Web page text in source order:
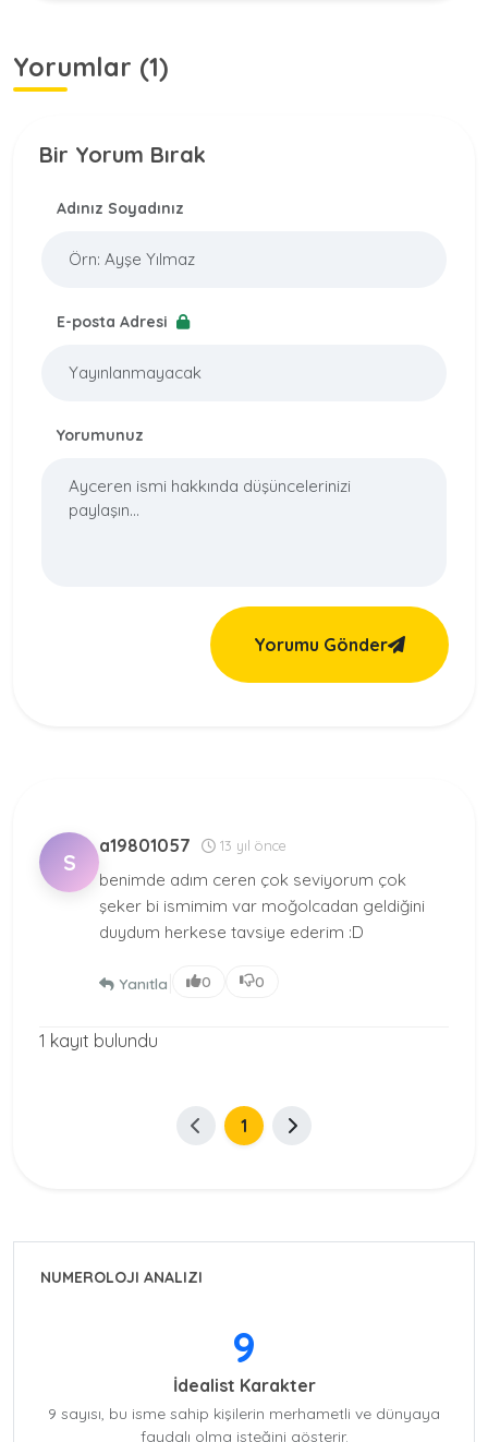
Yorumlar (1)
Bir Yorum Bırak
Adınız Soyadınız
E-posta Adresi
Yorumunuz
Yorumu Gönder
S
a19801057 13 yıl önce
benimde adım ceren çok seviyorum çok
şeker bi ismimim var moğolcadan geldiğini
duydum herkese tavsiye ederim :D
Yanıtla 0 0
1 kayıt bulundu
1
NUMEROLOJI ANALIZI
9
İdealist Karakter
9 sayısı, bu isme sahip kişilerin merhametli ve dünyaya
faydalı olma isteğini gösterir.